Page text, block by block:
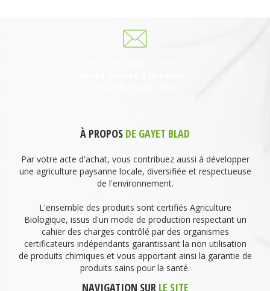
À PROPOS DE GAYET BLAD
Par votre acte d'achat, vous contribuez aussi à développer
une agriculture paysanne locale, diversifiée et respectueuse
de l'environnement.
L'ensemble des produits sont certifiés Agriculture
Biologique, issus d'un mode de production respectant un
cahier des charges contrôlé par des organismes
certificateurs indépendants garantissant la non utilisation
de produits chimiques et vous apportant ainsi la garantie de
produits sains pour la santé.
NAVIGATION SUR LE SITE